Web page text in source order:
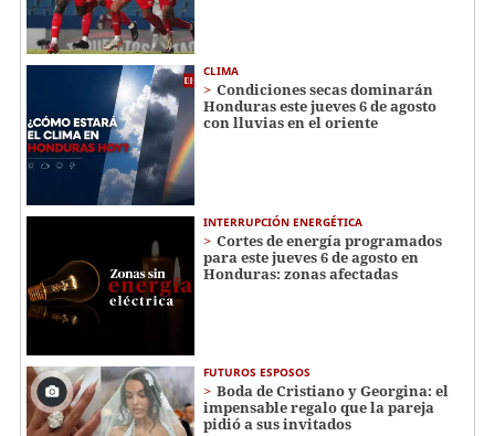
CLIMA
Condiciones secas dominarán
Honduras este jueves 6 de agosto
con lluvias en el oriente
INTERRUPCIÓN ENERGÉTICA
Cortes de energía programados
para este jueves 6 de agosto en
Honduras: zonas afectadas
FUTUROS ESPOSOS
Boda de Cristiano y Georgina: el
impensable regalo que la pareja
pidió a sus invitados